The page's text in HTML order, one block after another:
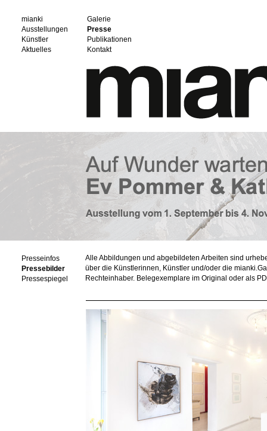
mianki
Galerie
Ausstellungen
Presse
Künstler
Publikationen
Aktuelles
Kontakt
Presseinfos
Pressebilder
Pressespiegel
Alle Abbildungen und abgebildeten Arbeiten sind
über die Künstlerinnen, Künstler und/oder die
Rechteinhaber. Belegexemplare im Original oder als